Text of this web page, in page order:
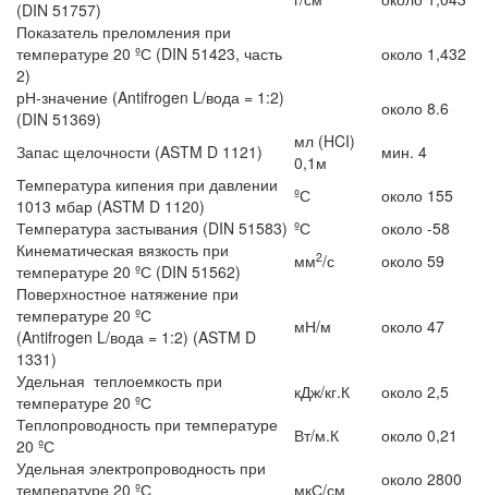
(DIN 51757)
Показатель преломления при
температуре 20 ºС (DIN 51423, часть
2)
около 1,432
рН-значение (Antifrogen L/вода = 1:2)
(DIN 51369)
около 8.6
Запас щелочности (ASTM D 1121)
мл (HCI)
0,1м
мин. 4
Температура кипения при давлении
1013 мбар (ASTM D 1120)
ºС
около 155
Температура застывания (DIN 51583) ºС
около -58
Кинематическая вязкость при
температуре 20 ºС (DIN 51562)
мм2/с
около 59
Поверхностное натяжение при
температуре 20 ºС
(Antifrogen L/вода = 1:2) (ASTM D
1331)
мН/м около 47
Удельная теплоемкость при
температуре 20 ºС
кДж/кг.К
около 2,5
Теплопроводность при температуре
20 ºС
Вт/м.К
около 0,21
Удельная электропроводность при
температуре 20 ºС
мкС/см около 2800